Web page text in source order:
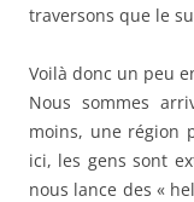
traversons que le
Voilà donc un peu
Nous sommes
moins, une région
ici, les gens sont
nous lance des «